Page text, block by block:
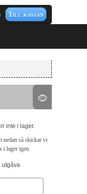
Till kassan
inte i lager.
nedan så skickar vi
i lager igen.
utgåva